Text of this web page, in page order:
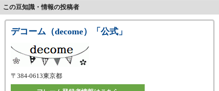
この豆知識・情報の投稿者
デコーム（decome）「公式」
〒384-0613東京都